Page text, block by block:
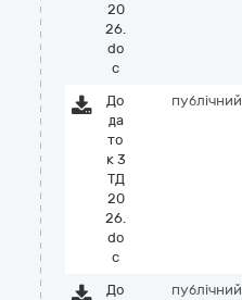
20
26.
do
c
До
да
то
к 3
ТД
20
26.
do
c
публічний
До
публічний